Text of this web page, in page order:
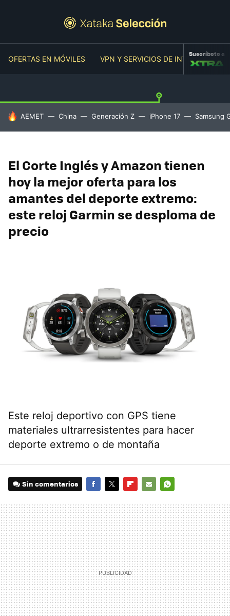
OFERTAS EN MÓVILES VPN Y SERVICIOS DE INTERNET
Suscríbete a
HOY SE HABLA DE
AEMET China Generación Z iPhone 17 Samsung
El Corte Inglés y Amazon tienen
hoy la mejor oferta para los
amantes del deporte extremo:
este reloj Garmin se desploma de
precio
Este reloj deportivo con GPS tiene
materiales ultrarresistentes para hacer
deporte extremo o de montaña
Sin comentarios
MAIL